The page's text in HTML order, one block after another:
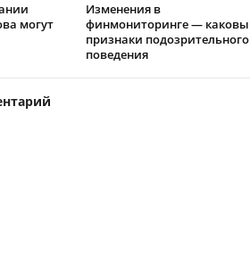
могут
Изменения в
финмониторинге — каковы
признаки подозрительного
поведения